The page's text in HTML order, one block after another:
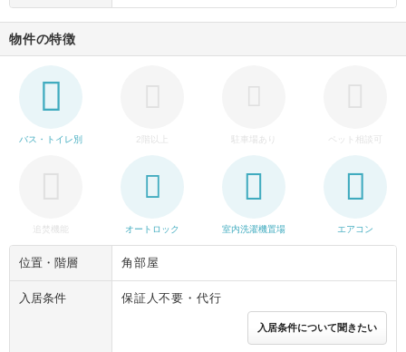
物件の特徴
バス・トイレ別 2階以上 駐車場あり ペット相談可
追焚機能 オートロック 室内洗濯機置場 エアコン
位置・階層 角部屋
入居条件 保証人不要・代行
入居条件について聞きたい